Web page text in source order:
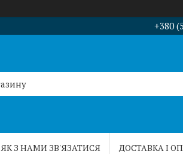
+380
ЯК З НАМИ ЗВ'ЯЗАТИСЯ ДОСТАВКА І